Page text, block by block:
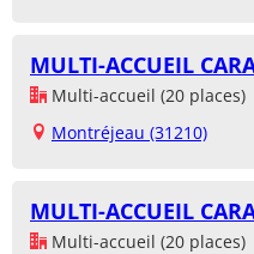
MULTI-ACCUEIL
Multi-accueil (20 places)
Montréjeau (31210)
MULTI-ACCUEIL
Multi-accueil (20 places)